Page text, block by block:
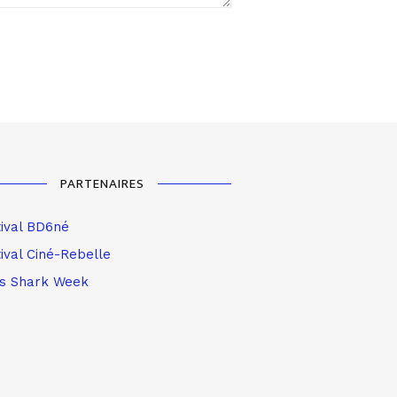
PARTENAIRES
BD6né
Ciné-Rebelle
Shark Week